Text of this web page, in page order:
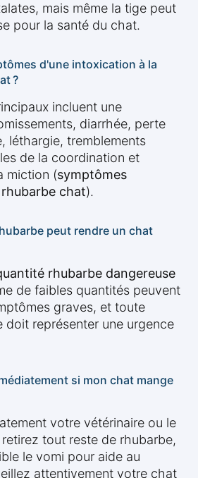
mais même la tige peut
pour la santé du chat.
d'une intoxication à la
?
incluent une
diarrhée, perte
léthargie, tremblements
de la coordination et
miction (symptômes
chat).
peut rendre un chat
rhubarbe dangereuse
de faibles quantités peuvent
graves, et toute
doit représenter une urgence
si mon chat mange
votre vétérinaire ou le
retirez tout reste de rhubarbe,
le vomi pour aide au
attentivement votre chat